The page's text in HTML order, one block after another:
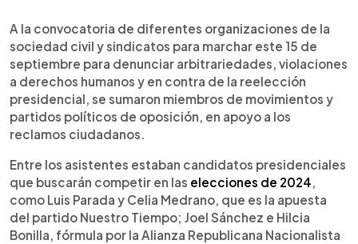
Escuchar artículo
A la convocatoria de diferentes organizaciones de la
sociedad civil y sindicatos para marchar este 15 de
septiembre para denunciar arbitrariedades, violaciones
a derechos humanos y en contra de la reelección
presidencial, se sumaron miembros de movimientos y
partidos políticos de oposición, en apoyo a los
reclamos ciudadanos.
Entre los asistentes estaban candidatos presidenciales
que buscarán competir en las elecciones de 2024,
como Luis Parada y Celia Medrano, que es la apuesta
del partido Nuestro Tiempo; Joel Sánchez e Hilcia
Bonilla, fórmula por la Alianza Republicana Nacionalista